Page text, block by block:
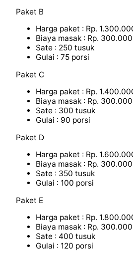
Paket B
Harga paket : Rp.
Biaya masak : Rp.
Sate : 250 tusuk
Gulai : 75 porsi
Paket C
Harga paket : Rp.
Biaya masak : Rp.
Sate : 300 tusuk
Gulai : 90 porsi
Paket D
Harga paket : Rp.
Biaya masak : Rp.
Sate : 350 tusuk
Gulai : 100 porsi
Paket E
Harga paket : Rp.
Biaya masak : Rp.
Sate : 400 tusuk
Gulai : 120 porsi